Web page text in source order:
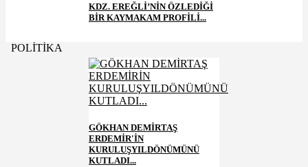
KDZ. EREĞLİ’NİN ÖZLEDİĞİ
BİR KAYMAKAM PROFİLİ...
POLİTİKA
GÖKHAN DEMİRTAŞ
ERDEMİR'İN
KURULUŞYILDÖNÜMÜNÜ
KUTLADI...